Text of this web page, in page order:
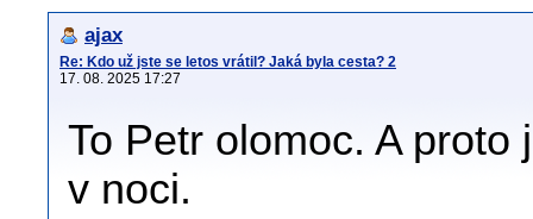
ajax
Re: Kdo už jste se letos vrátil? Jaká byla cesta? 2
17. 08. 2025 17:27
To Petr olomoc. A
v noci.